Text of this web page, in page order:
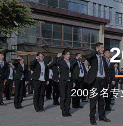
200多名